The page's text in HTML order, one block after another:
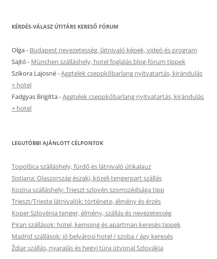
KÉRDÉS-VÁLASZ ÚTITÁRS KERESŐ FÓRUM
Olga- Budapest nevezetesség, látnivaló képek, videó és program
Sajtó - München szálláshely, hotel foglalás blog-fórum tippek
Szikora Lajosné-Aggtelek cseppkőbarlang nyitvatartás, kirándulás
+ hotel
Fadgyas Brigitta-Aggtelek cseppkőbarlang nyitvatartás, kirándulás
+ hotel
LEGUTÓBBI AJÁNLOTT CÉLPONTOK
Topolšica szálláshely, fürdő és látnivaló útikalauz
Sistiana: Olaszország északi, közeli tengerpart szállás
Kozina szálláshely: Trieszt szlovén szomszédsága tipp
Trieszt/Trieste látnivalók: története, élmény és érzés
Koper Szlovénia tenger, élmény, szállás és nevezetesség
Piran szállások: hotel, kemping és apartman keresés tippek
Madrid szállások: jó belvárosi hotel / szoba / ágy keresés
Ždiar szállás, nyaralás és hegyi túra útvonal Szlovákia